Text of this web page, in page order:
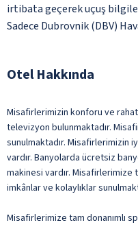
irtibata geçerek uçuş
Sadece Dubrovnik (DBV)
Otel Hakkında
Misafirlerimizin konforu ve
televizyon bulunmaktadır.
sunulmaktadır. Misafirlerimizin
vardır. Banyolarda ücretsiz
makinesi vardır.
imkânlar ve kolaylıklar
Misafirlerimize tam donanımlı